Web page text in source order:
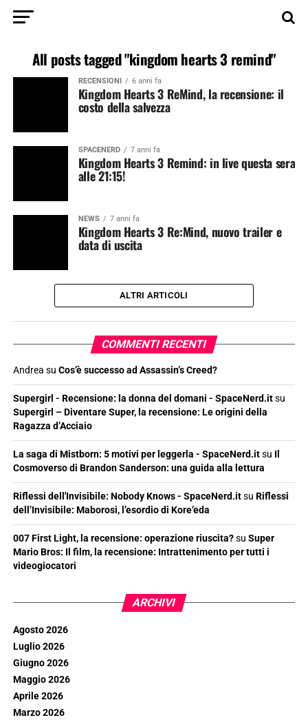
All posts tagged "kingdom hearts 3 remind"
RECENSIONI 6 anni fa
Kingdom Hearts 3 ReMind, la recensione: il
costo della salvezza
SPACENERD 7 anni fa
Kingdom Hearts 3 Remind: in live questa sera
alle 21:15!
NEWS 7 anni fa
Kingdom Hearts 3 Re:Mind, nuovo trailer e
data di uscita
ALTRI ARTICOLI
COMMENTI RECENTI
Andrea su Cos’è successo ad Assassin’s Creed?
Supergirl - Recensione: la donna del domani - SpaceNerd.itsu
Supergirl – Diventare Super, la recensione: Le origini della
Ragazza d’Acciaio
La saga di Mistborn: 5 motivi per leggerla - SpaceNerd.itsu Il
Cosmoverso di Brandon Sanderson: una guida alla lettura
Riflessi dell'Invisibile: Nobody Knows - SpaceNerd.itsu Riflessi
dell’Invisibile: Maborosi, l’esordio di Kore’eda
007 First Light, la recensione: operazione riuscita?su Super
Mario Bros: Il film, la recensione: Intrattenimento per tutti i
videogiocatori
ARCHIVI
Agosto 2026
Luglio 2026
Giugno 2026
Maggio 2026
Aprile 2026
Marzo 2026